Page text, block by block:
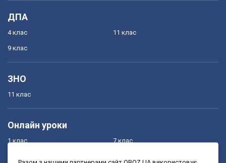
ДПА
4 клас
9 клас
11 клас
ЗНО
11 клас
Онлайн уроки
1 клас 7 клас